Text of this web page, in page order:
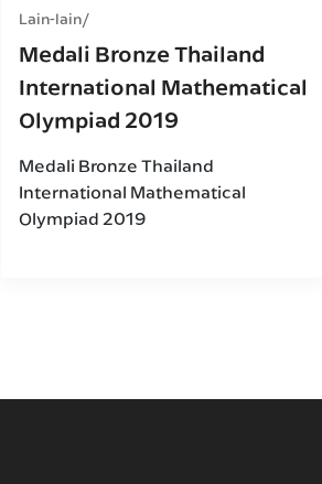
Lain-lain
Medali Bronze Thailand
International Mathematical
Olympiad 2019
Medali Bronze Thailand
International Mathematical
Olympiad 2019